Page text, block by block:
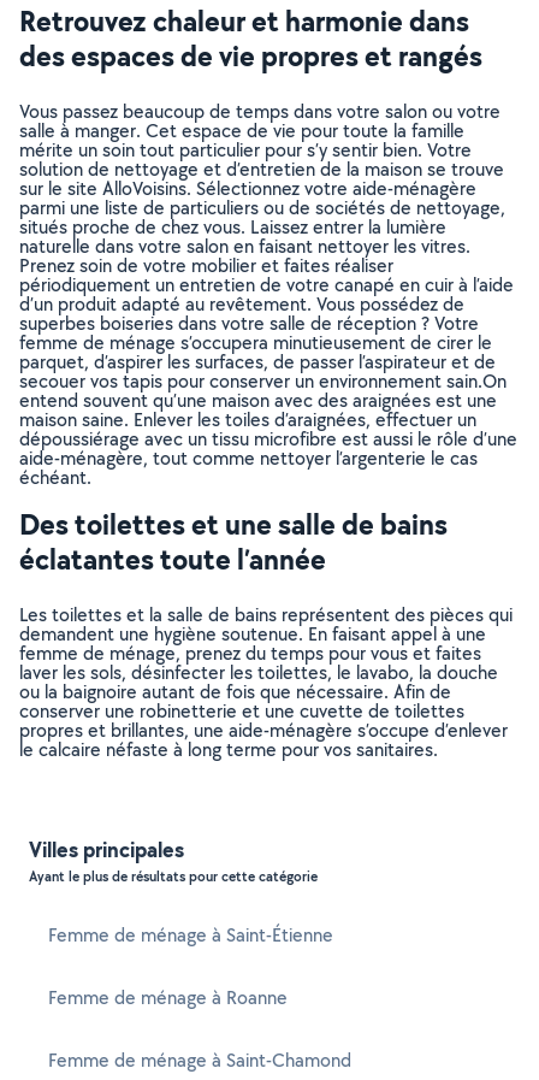
Retrouvez chaleur et harmonie dans
des espaces de vie propres et rangés
Vous passez beaucoup de temps dans votre salon ou votre
salle à manger. Cet espace de vie pour toute la famille
mérite un soin tout particulier pour s’y sentir bien. Votre
solution de nettoyage et d’entretien de la maison se trouve
sur le site AlloVoisins. Sélectionnez votre aide-ménagère
parmi une liste de particuliers ou de sociétés de nettoyage,
situés proche de chez vous. Laissez entrer la lumière
naturelle dans votre salon en faisant nettoyer les vitres.
Prenez soin de votre mobilier et faites réaliser
périodiquement un entretien de votre canapé en cuir à l’aide
d’un produit adapté au revêtement. Vous possédez de
superbes boiseries dans votre salle de réception ? Votre
femme de ménage s’occupera minutieusement de cirer le
parquet, d’aspirer les surfaces, de passer l’aspirateur et de
secouer vos tapis pour conserver un environnement sain.On
entend souvent qu’une maison avec des araignées est une
maison saine. Enlever les toiles d’araignées, effectuer un
dépoussiérage avec un tissu microfibre est aussi le rôle d’une
aide-ménagère, tout comme nettoyer l’argenterie le cas
échéant.
Des toilettes et une salle de bains
éclatantes toute l’année
Les toilettes et la salle de bains représentent des pièces qui
demandent une hygiène soutenue. En faisant appel à une
femme de ménage, prenez du temps pour vous et faites
laver les sols, désinfecter les toilettes, le lavabo, la douche
ou la baignoire autant de fois que nécessaire. Afin de
conserver une robinetterie et une cuvette de toilettes
propres et brillantes, une aide-ménagère s’occupe d’enlever
le calcaire néfaste à long terme pour vos sanitaires.
Villes principales
Ayant le plus de résultats pour cette catégorie
Femme de ménage à Saint-Étienne
Femme de ménage à Roanne
Femme de ménage à Saint-Chamond